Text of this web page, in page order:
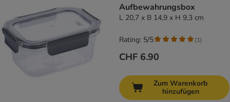
Aufbewahrungsbox
L 20,7 x B 14,9 x H 9,3 cm
CHF 6.90
Rating: 5/5 (1)
Zum Warenkorb
hinzufügen